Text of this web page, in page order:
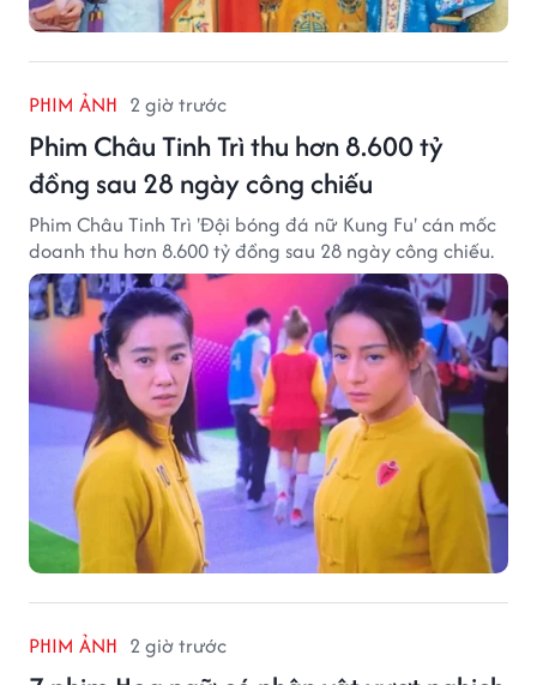
PHIM ẢNH 2 giờ trước
Phim Châu Tinh Trì thu hơn 8.600 tỷ
đồng sau 28 ngày công chiếu
Phim Châu Tinh Trì 'Đội bóng đá nữ Kung Fu' cán mốc
doanh thu hơn 8.600 tỷ đồng sau 28 ngày công chiếu.
PHIM ẢNH 2 giờ trước